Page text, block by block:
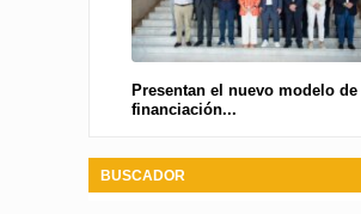
Presentan el nuevo modelo de
financiación...
BUSCADOR